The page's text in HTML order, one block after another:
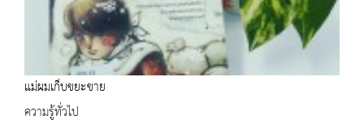
แม่ผมเก็บขยะขาย
ความรู้ทั่วไป